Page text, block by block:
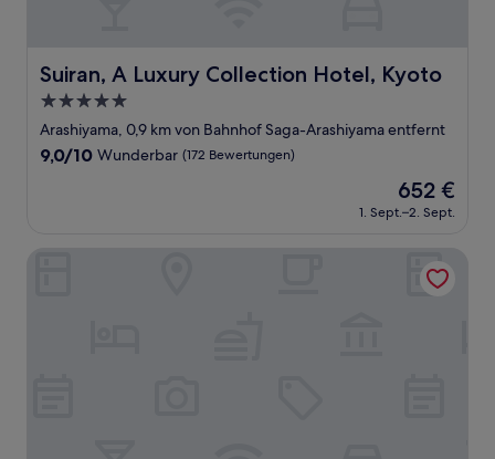
Suiran, A Luxury Collection Hotel, Kyoto
Suiran, A Luxury Collection Hotel, Kyoto
5.0-
Sterne-
Unterkunft
Arashiyama, 0,9 km von Bahnhof Saga-Arashiyama entfernt
9.0
Bewertungen)
9,0/10 Wunderbar (172 Bewertungen)
Der
Preis
beträgt
652 €
1. Sept.–2. Sept.